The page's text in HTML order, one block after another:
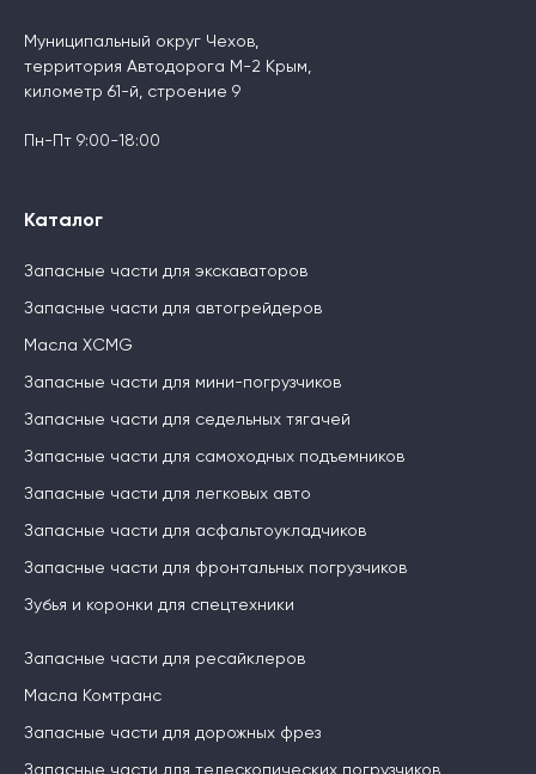
Муниципальный округ Чехов,
территория Автодорога М-2 Крым,
километр 61-й, строение 9
Пн-Пт 9:00-18:00
Каталог
Запасные части для экскаваторов
Запасные части для автогрейдеров
Масла XCMG
Запасные части для мини-погрузчиков
Запасные части для седельных тягачей
Запасные части для самоходных подъемников
Запасные части для легковых авто
Запасные части для асфальтоукладчиков
Запасные части для фронтальных погрузчиков
Зубья и коронки для спецтехники
Запасные части для ресайклеров
Масла Комтранс
Запасные части для дорожных фрез
Запасные части для телескопических погрузчиков